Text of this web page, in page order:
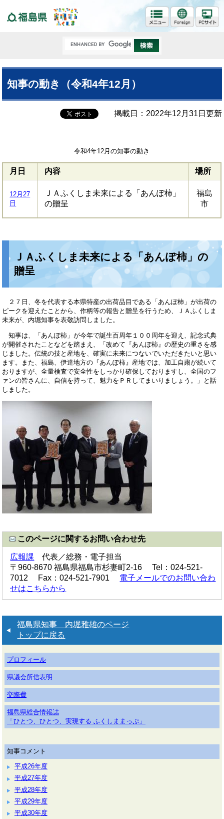
知事の動き（令和4年12月）
掲載日：2022年12月31日更新
令和4年12月の知事の動き
月日 内容 場所
12月27
日
ＪＡふくしま未来による「あんぽ柿」
の贈呈
福島
市
​ＪＡふくしま未来による「あんぽ柿」の
贈呈
２７日、冬を代表する本県特産の出荷品目である「あんぽ柿」が出荷の
ピークを迎えたことから、作柄等の報告と贈呈を行うため、ＪＡふくしま
未来が、内堀知事を表敬訪問しました。
知事は、「あんぽ柿」が今年で誕生百周年１００周年を迎え、記念式典
が開催されたことなどを踏まえ、「改めて『あんぽ柿』の歴史の重さを感
じました。伝統の技と産地を、確実に未来につないでいただきたいと思い
ます。また、福島、伊達地方の『あんぽ柿』産地では、加工自粛が続いて
おりますが、全量検査で安全性をしっかり確保しておりますし、全国のフ
ァンの皆さんに、自信を持って、魅力をＰＲしてまいりましょう。」と話
しました。
このページに関するお問い合わせ先
広報課 代表／総務・電子担当
〒960-8670 福島県福島市杉妻町2-16 Tel：024-521-
7012 Fax：024-521-7901 電子メールでのお問い合わ
せはこちらから
福島県知事 内堀雅雄のページ
トップに戻る
プロフィール
県議会所信表明
交際費
福島県総合情報誌
「ひとつ、ひとつ、実現する ふくしままっぷ」
知事コメント
平成26年度
平成27年度
平成28年度
平成29年度
平成30年度